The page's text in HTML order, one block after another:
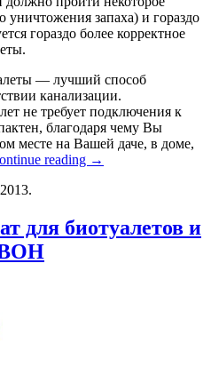
уничтожения запаха) и гораздо
гораздо более корректное
— лучший способ
канализации.
не требует подключения к
благодаря чему Вы
месте на Вашей даче, в доме,
reading →
для биотуалетов и